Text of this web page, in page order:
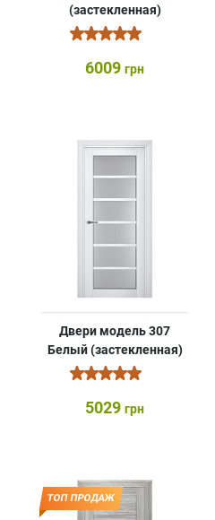
(застекленная)
6009 грн
Двери модель 307
Белый (застекленная)
5029 грн
ТОП ПРОДАЖ